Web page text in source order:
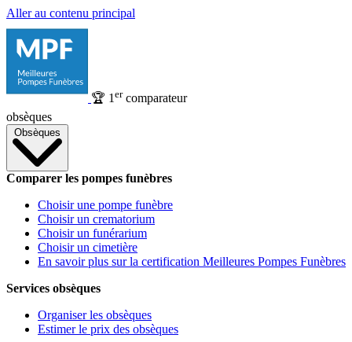
Aller au contenu principal
🏆 1 ercomparateur
obsèques
Obsèques
Comparer les pompes funèbres
Choisir une pompe funèbre
Choisir un crematorium
Choisir un funérarium
Choisir un cimetière
En savoir plus sur la certification Meilleures Pompes Funèbres
Services obsèques
Organiser les obsèques
Estimer le prix des obsèques